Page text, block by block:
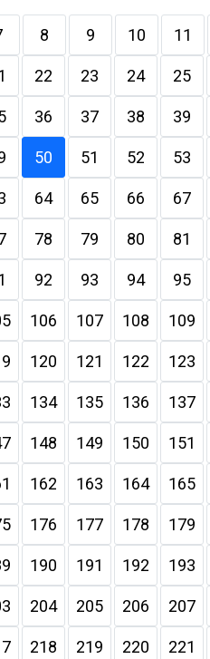
8 9 10 11
22 23 24 25
36 37 38 39
50 51 52 53
64 65 66 67
78 79 80 81
92 93 94 95
106 107 108 109
120 121 122 123
134 135 136 137
148 149 150 151
162 163 164 165
176 177 178 179
190 191 192 193
204 205 206 207
218 219 220 221